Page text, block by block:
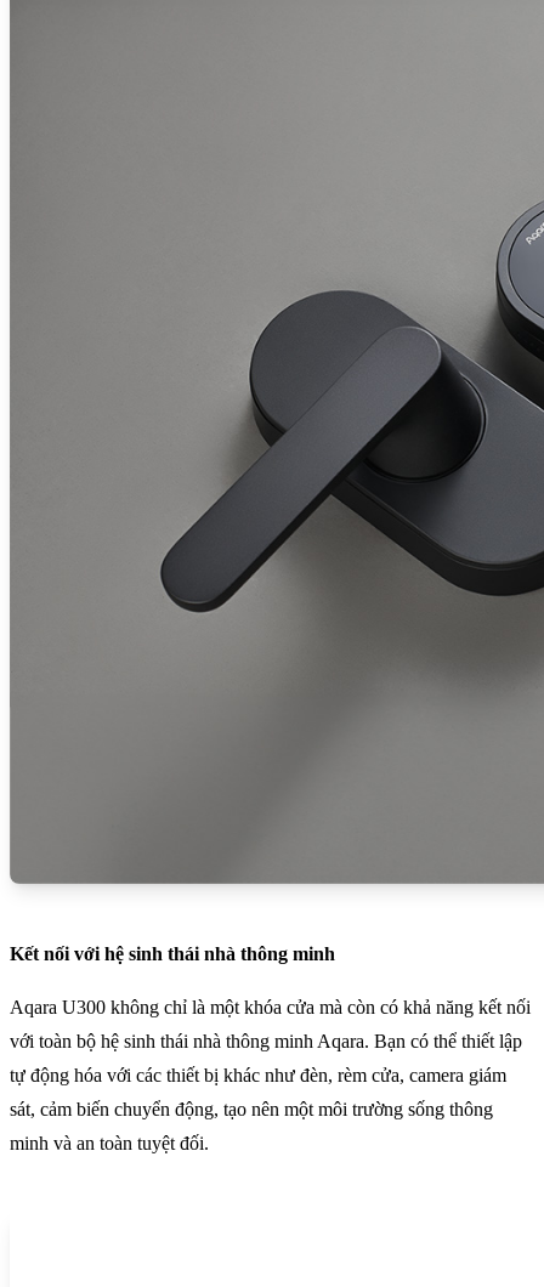
Kết nối với hệ sinh thái nhà thông minh
Aqara U300 không chỉ là một khóa cửa mà còn có khả năng kết nối
với toàn bộ hệ sinh thái nhà thông minh Aqara. Bạn có thể thiết lập
tự động hóa với các thiết bị khác như đèn, rèm cửa, camera giám
sát, cảm biến chuyển động, tạo nên một môi trường sống thông
minh và an toàn tuyệt đối.